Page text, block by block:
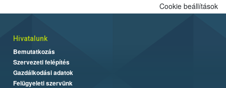
Cookie beállítások
Hivatalunk
Bemutatkozás
Szervezeti felépítés
Gazdálkodási adatok
Felügyeleti szervünk